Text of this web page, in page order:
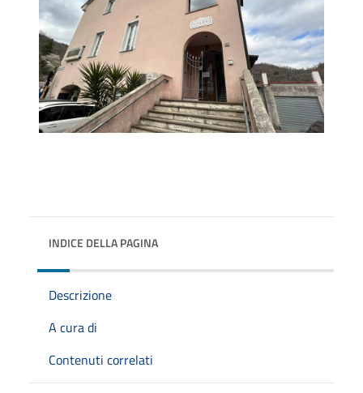
INDICE DELLA PAGINA
Descrizione
A cura di
Contenuti correlati